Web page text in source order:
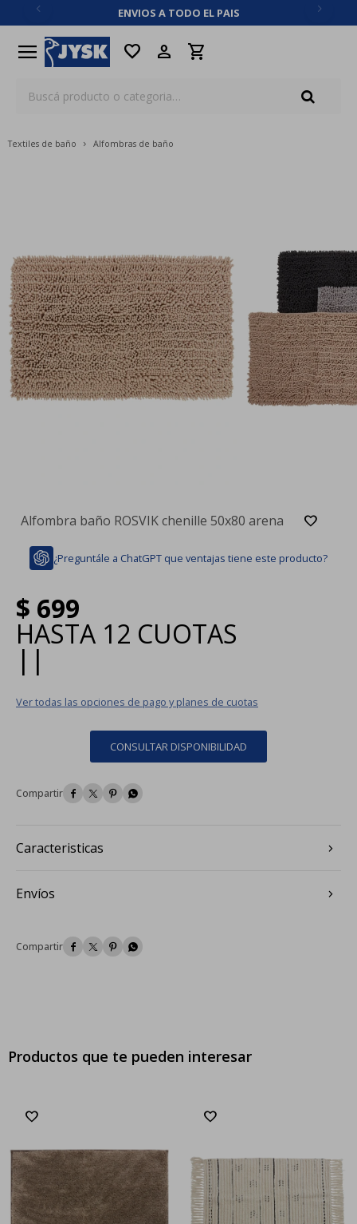
ENVIOS A TODO EL PAIS
menu favorite
Textiles de baño Alfombras de baño
Alfombra baño ROSVIK chenille 50x80 arena
¿Preguntále a ChatGPT que ventajas tiene este producto?
$ 699
HASTA 12 CUOTAS
| |
Ver todas las opciones de pago y planes de cuotas
CONSULTAR DISPONIBILIDAD
   
Caracteristicas
Envíos
   
Productos que te pueden interesar
close